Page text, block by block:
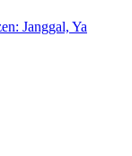
Janggal, Ya